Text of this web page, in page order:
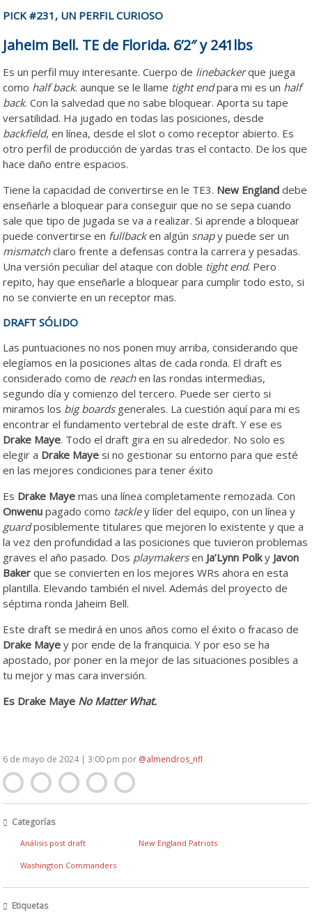
PICK #231, UN PERFIL CURIOSO
Jaheim Bell. TE de Florida. 6’2″ y 241lbs
Es un perfil muy interesante. Cuerpo de linebackerque juega
como half back. aunque se le llame tight endpara mi es un half
back. Con la salvedad que no sabe bloquear. Aporta su tape
versatilidad. Ha jugado en todas las posiciones, desde
backfield, en línea, desde el slot o como receptor abierto. Es
otro perfil de producción de yardas tras el contacto. De los que
hace daño entre espacios.
Tiene la capacidad de convertirse en le TE3. New England debe
enseñarle a bloquear para conseguir que no se sepa cuando
sale que tipo de jugada se va a realizar. Si aprende a bloquear
puede convertirse en fullbacken algún snapy puede ser un
mismatchclaro frente a defensas contra la carrera y pesadas.
Una versión peculiar del ataque con doble tight end. Pero
repito, hay que enseñarle a bloquear para cumplir todo esto, si
no se convierte en un receptor mas.
DRAFT SÓLIDO
Las puntuaciones no nos ponen muy arriba, considerando que
elegíamos en la posiciones altas de cada ronda. El draft es
considerado como de reachen las rondas intermedias,
segundo día y comienzo del tercero. Puede ser cierto si
miramos los big boardsgenerales. La cuestión aquí para mi es
encontrar el fundamento vertebral de este draft. Y ese es
Drake Maye. Todo el draft gira en su alrededor. No solo es
elegir a Drake Maye si no gestionar su entorno para que esté
en las mejores condiciones para tener éxito
Es Drake Maye mas una línea completamente remozada. Con
Onwenu pagado como tackley líder del equipo, con un línea y
guardposiblemente titulares que mejoren lo existente y que a
la vez den profundidad a las posiciones que tuvieron problemas
graves el año pasado. Dos playmakersen Ja’Lynn Polky Javon
Baker que se convierten en los mejores WRs ahora en esta
plantilla. Elevando también el nivel. Además del proyecto de
séptima ronda Jaheim Bell.
Este draft se medirá en unos años como el éxito o fracaso de
Drake Maye y por ende de la franquicia. Y por eso se ha
apostado, por poner en la mejor de las situaciones posibles a
tu mejor y mas cara inversión.
Es Drake Maye No Matter What.
6 de mayo de 2024 | 3:00 pm por @almendros_nfl
Categorías
Análisis post draft New England Patriots
Washington Commanders
Etiquetas